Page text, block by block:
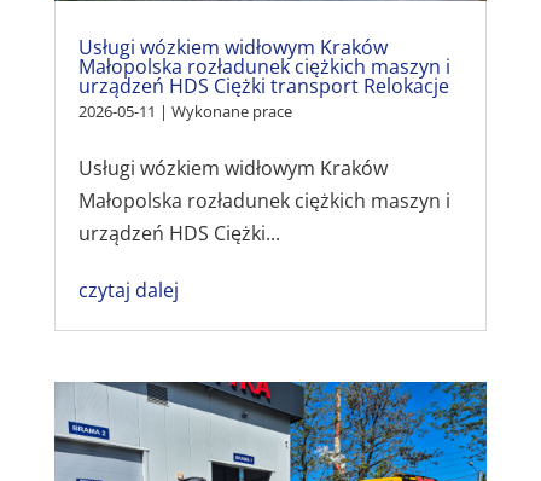
Usługi wózkiem widłowym Kraków
Małopolska rozładunek ciężkich maszyn i
urządzeń HDS Ciężki transport Relokacje
2026-05-11 | Wykonane prace
Usługi wózkiem widłowym Kraków
Małopolska rozładunek ciężkich maszyn i
urządzeń HDS Ciężki...
czytaj dalej